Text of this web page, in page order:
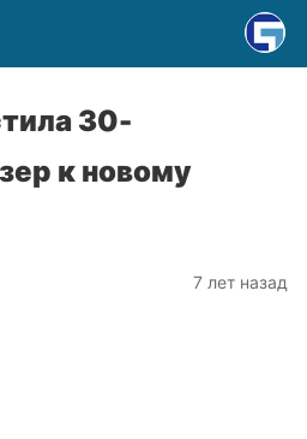
30-
к новому
7 лет назад